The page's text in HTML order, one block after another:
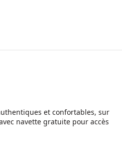
et confortables, sur
navette gratuite pour accès